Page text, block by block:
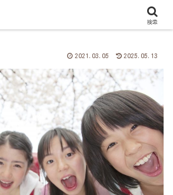
2021.03.05 2025.05.13
検索